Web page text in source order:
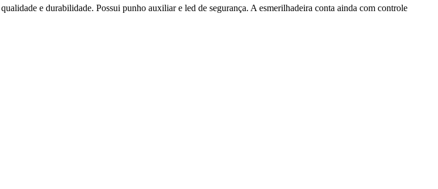
e durabilidade. Possui punho auxiliar e led de segurança. A esmerilhadeira conta ainda com controle